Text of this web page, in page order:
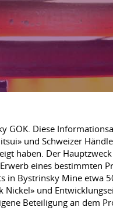
Diese
und Schweizer
haben. Der
eines bestimmten
in Bystrinsky Mine etwa
und
Beteiligung an dem